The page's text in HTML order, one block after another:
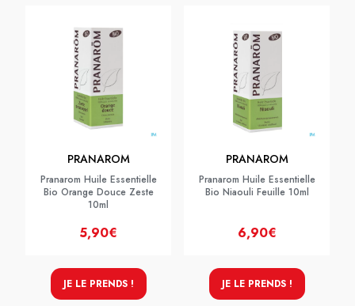
PRANAROM
Pranarom Huile Essentielle
Bio Orange Douce Zeste
10ml
5,90€
JE LE PRENDS !
PRANAROM
Pranarom Huile Essentielle
Bio Niaouli Feuille 10ml
6,90€
JE LE PRENDS !